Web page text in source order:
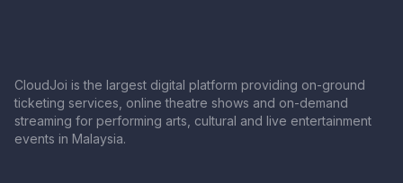
CloudJoi is the largest digital platform providing on-ground
ticketing services, online theatre shows and on-demand
streaming for performing arts, cultural and live entertainment
events in Malaysia.